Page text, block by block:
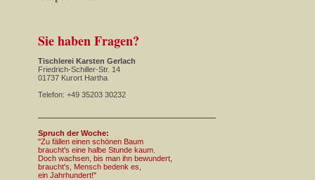
Sie haben Fragen?
Tischlerei Karsten Gerlach
Friedrich-Schiller-Str. 14
01737 Kurort Hartha
Telefon: +49 35203 30232
Spruch der Woche:
"Zu fällen einen schönen Baum
braucht's eine halbe Stunde kaum.
Doch wachsen, bis man ihn bewundert,
braucht's, Mensch bedenk es,
ein Jahrhundert!"